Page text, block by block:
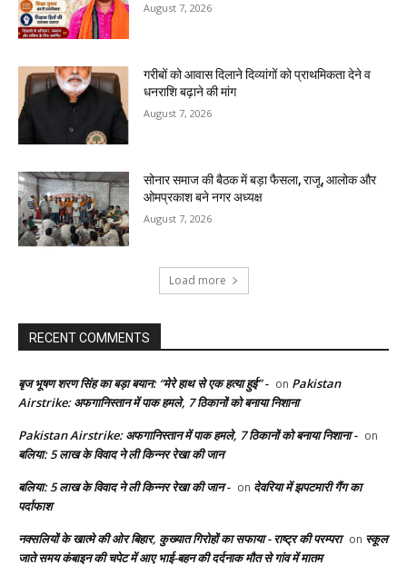
August 7, 2026
गरीबों को आवास दिलाने दिव्यांगों को प्राथमिकता देने व
धनराशि बढ़ाने की मांग
August 7, 2026
सोनार समाज की बैठक में बड़ा फैसला, राजू, आलोक और
ओमप्रकाश बने नगर अध्यक्ष
August 7, 2026
Load more
RECENT COMMENTS
बृज भूषण शरण सिंह का बड़ा बयान: “मेरे हाथ से एक हत्या हुई” - on Pakistan
Airstrike: अफगानिस्तान में पाक हमले, 7 ठिकानों को बनाया निशाना
Pakistan Airstrike: अफगानिस्तान में पाक हमले, 7 ठिकानों को बनाया निशाना - on
बलिया: 5 लाख के विवाद ने ली किन्नर रेखा की जान
बलिया: 5 लाख के विवाद ने ली किन्नर रेखा की जान - on देवरिया में झपटमारी गैंग का
पर्दाफाश
नक्सलियों के खात्मे की ओर बिहार, कुख्यात गिरोहों का सफाया - राष्ट्र की परम्परा on स्कूल
जाते समय कंबाइन की चपेट में आए भाई-बहन की दर्दनाक मौत से गांव में मातम